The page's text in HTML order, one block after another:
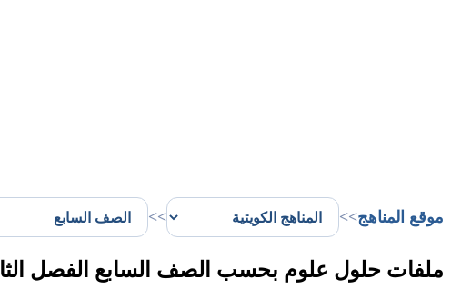
موقع المناهج>>
>>
ملفات حلول علوم بحسب الصف السابع الفصل